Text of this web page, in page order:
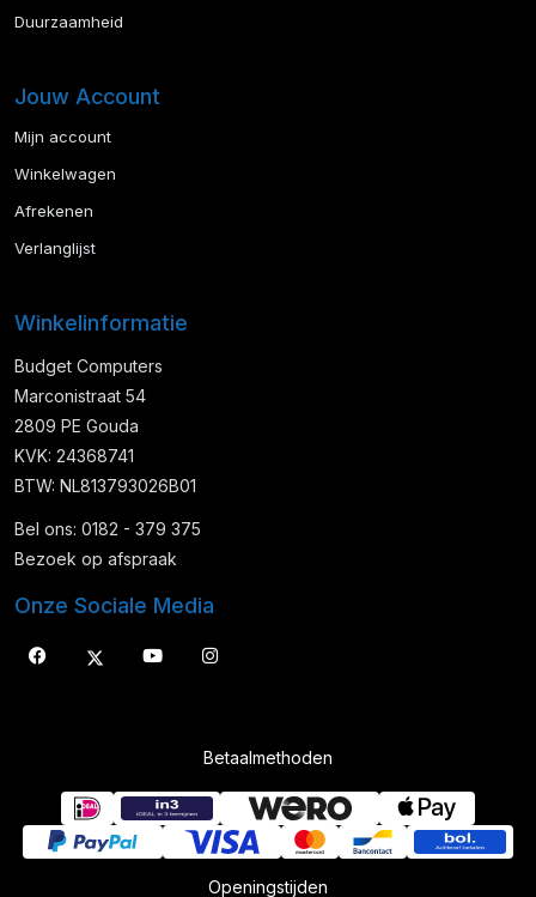
Duurzaamheid
Jouw Account
Mijn account
Winkelwagen
Afrekenen
Verlanglijst
Winkelinformatie
Budget Computers
Marconistraat 54
2809 PE Gouda
KVK: 24368741
BTW: NL813793026B01
Bel ons: 0182 - 379 375
Bezoek op afspraak
Onze Sociale Media
Betaalmethoden
Openingstijden